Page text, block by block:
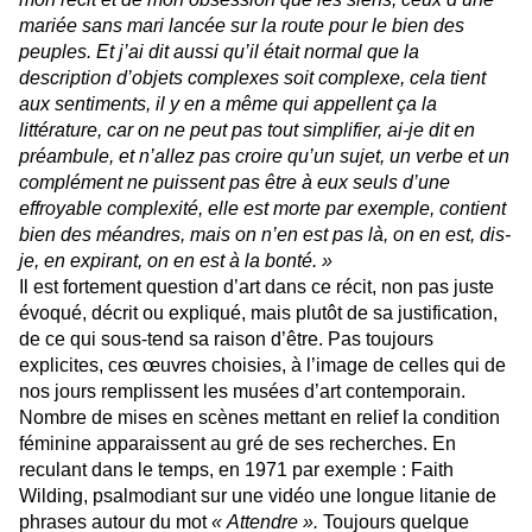
mariée sans mari lancée sur la route pour le bien des
peuples. Et j’ai dit aussi qu’il était normal que la
description d’objets complexes soit complexe, cela tient
aux sentiments, il y en a même qui appellent ça la
littérature, car on ne peut pas tout simplifier, ai-je dit en
préambule, et n’allez pas croire qu’un sujet, un verbe et un
complément ne puissent pas être à eux seuls d’une
effroyable complexité, elle est morte par exemple, contient
bien des méandres, mais on n’en est pas là, on en est, dis-
je, en expirant, on en est à la bonté. »
Il est fortement question d’art dans ce récit, non pas juste
évoqué, décrit ou expliqué, mais plutôt de sa justification,
de ce qui sous-tend sa raison d’être. Pas toujours
explicites, ces œuvres choisies, à l’image de celles qui de
nos jours remplissent les musées d’art contemporain.
Nombre de mises en scènes mettant en relief la condition
féminine apparaissent au gré de ses recherches. En
reculant dans le temps, en 1971 par exemple : Faith
Wilding, psalmodiant sur une vidéo une longue litanie de
phrases autour du mot« Attendre ». Toujours quelque